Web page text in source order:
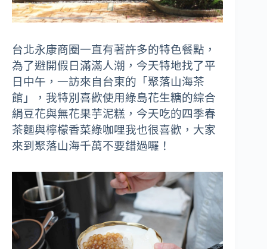
台北永康商圈一直有著許多的特色餐點，
為了避開假日滿滿人潮，今天特地找了平
日中午，一訪來自台東的「聚落山海茶
館」，我特別喜歡使用綠島花生糖的綜合
絹豆花與無花果芋泥糕，今天吃的四季春
茶麵與檸檬香菜綠咖哩我也很喜歡，大家
來到聚落山海千萬不要錯過囉！